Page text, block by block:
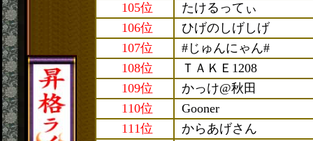
105位
たけるってぃ
106位
ひげのしげしげ
107位
#じゅんにゃん#
108位
ＴＡＫＥ1208
109位
かっけ@秋田
110位
Gooner
111位
からあげさん